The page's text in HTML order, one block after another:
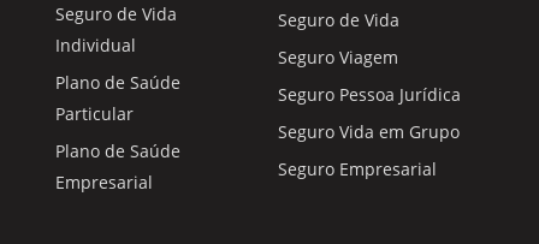
Seguro de Vida
Individual
Plano de Saúde
Particular
Plano de Saúde
Empresarial
Seguro de Vida
Seguro Viagem
Seguro Pessoa Jurídica
Seguro Vida em Grupo
Seguro Empresarial